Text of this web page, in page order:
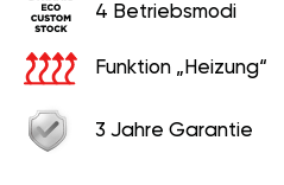
4 Betriebsmodi
Funktion „Heizung“
3 Jahre Garantie